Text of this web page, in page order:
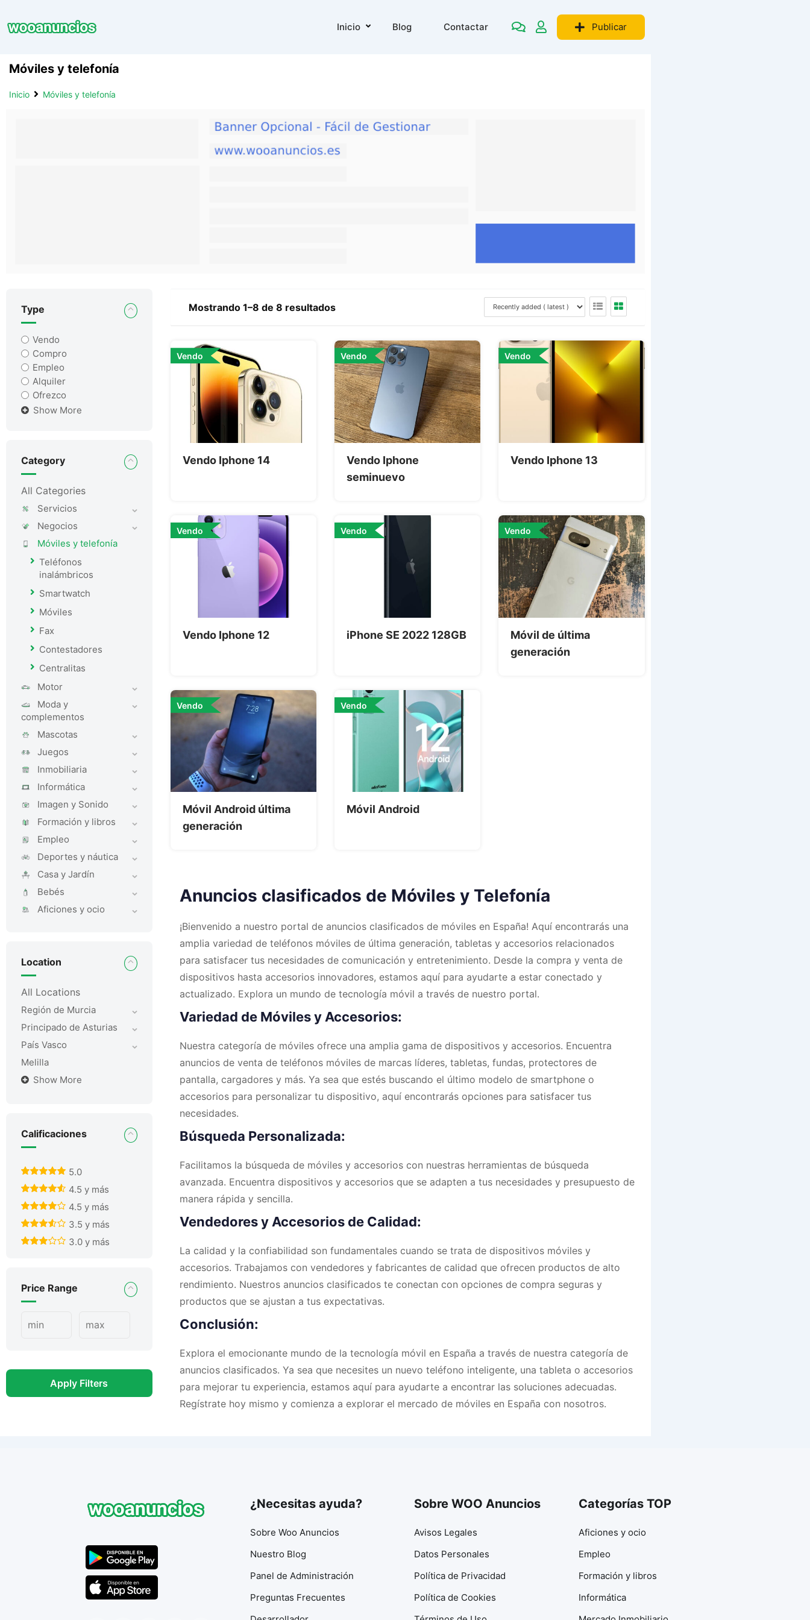
Publicar
Inicio Blog Contactar
Móviles y telefoní­a
Inicio Móviles y telefoní­a
Type
Vendo
Compro
Empleo
Alquiler
Ofrezco
Show More
Category
All Categories
Servicios
Negocios
Móviles y telefoní­a
Teléfonos
inalámbricos
Smartwatch
Móviles
Fax
Contestadores
Centralitas
Motor
Moda y
complementos
Mascotas
Juegos
Inmobiliaria
Informática
Imagen y Sonido
Formación y libros
Empleo
Deportes y náutica
Casa y Jardí­n
Bebés
Aficiones y ocio
Location
All Locations
Región de Murcia
Principado de Asturias
País Vasco
Melilla
Show More
Calificaciones
5.0
4.5 y más
4.5 y más
3.5 y más
3.0 y más
Price Range
Apply Filters
Mostrando 1–8 de 8 resultados
Vendo
Vendo Iphone 14
Vendo
Vendo Iphone
seminuevo
Vendo
Vendo Iphone 13
Vendo
Vendo Iphone 12
Vendo
iPhone SE 2022 128GB
Vendo
Móvil de última
generación
Vendo
Móvil Android última
generación
Vendo
Móvil Android
Anuncios clasificados de Móviles y Telefoní­a
¡Bienvenido a nuestro portal de anuncios clasificados de móviles en España! Aquí encontrarás una
amplia variedad de teléfonos móviles de última generación, tabletas y accesorios relacionados
para satisfacer tus necesidades de comunicación y entretenimiento. Desde la compra y venta de
dispositivos hasta accesorios innovadores, estamos aquí para ayudarte a estar conectado y
actualizado. Explora un mundo de tecnología móvil a través de nuestro portal.
Variedad de Móviles y Accesorios:
Nuestra categoría de móviles ofrece una amplia gama de dispositivos y accesorios. Encuentra
anuncios de venta de teléfonos móviles de marcas líderes, tabletas, fundas, protectores de
pantalla, cargadores y más. Ya sea que estés buscando el último modelo de smartphone o
accesorios para personalizar tu dispositivo, aquí encontrarás opciones para satisfacer tus
necesidades.
Búsqueda Personalizada:
Facilitamos la búsqueda de móviles y accesorios con nuestras herramientas de búsqueda
avanzada. Encuentra dispositivos y accesorios que se adapten a tus necesidades y presupuesto de
manera rápida y sencilla.
Vendedores y Accesorios de Calidad:
La calidad y la confiabilidad son fundamentales cuando se trata de dispositivos móviles y
accesorios. Trabajamos con vendedores y fabricantes de calidad que ofrecen productos de alto
rendimiento. Nuestros anuncios clasificados te conectan con opciones de compra seguras y
productos que se ajustan a tus expectativas.
Conclusión:
Explora el emocionante mundo de la tecnología móvil en España a través de nuestra categoría de
anuncios clasificados. Ya sea que necesites un nuevo teléfono inteligente, una tableta o accesorios
para mejorar tu experiencia, estamos aquí para ayudarte a encontrar las soluciones adecuadas.
Regístrate hoy mismo y comienza a explorar el mercado de móviles en España con nosotros.
¿Necesitas ayuda?
Sobre Woo Anuncios
Nuestro Blog
Panel de Administración
Preguntas Frecuentes
Sobre WOO Anuncios
Avisos Legales
Datos Personales
Política de Privacidad
Política de Cookies
Categorías TOP
Aficiones y ocio
Empleo
Formación y libros
Informática